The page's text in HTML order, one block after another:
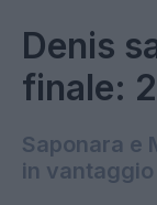
Denis
finale:
Saponara e
in